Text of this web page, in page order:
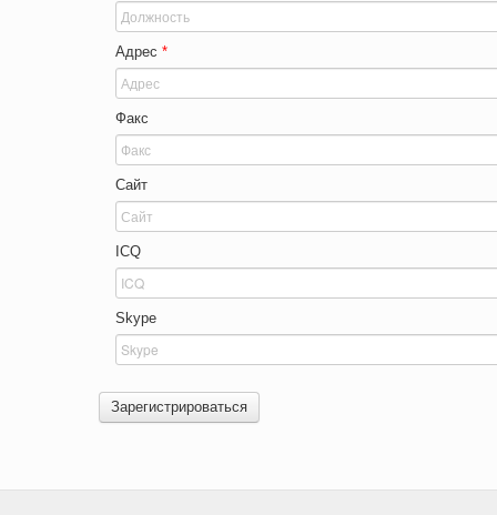
Адрес *
Факс
Сайт
ICQ
Skype
Зарегистрироваться